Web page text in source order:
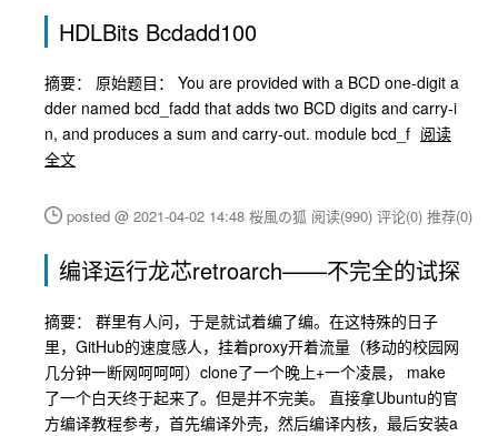
HDLBits Bcdadd100
摘要： 原始题目： You are provided with a BCD one-digit a
dder named bcd_fadd that adds two BCD digits and carry-i
n, and produces a sum and carry-out. module bcd_f 阅读
全文
posted @ 2021-04-02 14:48 桜風の狐 阅读(990) 评论(0) 推荐(0)
编译运行龙芯retroarch——不完全的试探
摘要： 群里有人问，于是就试着编了编。在这特殊的日子
里，GitHub的速度感人，挂着proxy开着流量（移动的校园网
几分钟一断网呵呵呵）clone了一个晚上+一个凌晨， make
了一个白天终于起来了。但是并不完美。 直接拿Ubuntu的官
方编译教程参考，首先编译外壳，然后编译内核，最后安装a